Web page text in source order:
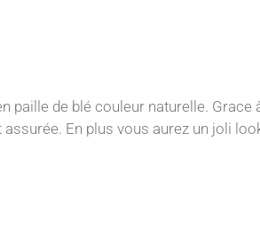
paille de blé couleur naturelle.
En plus vous aurez un joli